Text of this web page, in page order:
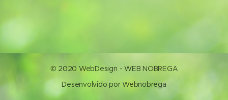
© 2020 WebDesign - WEB NOBREGA
Desenvolvido por Webnobrega